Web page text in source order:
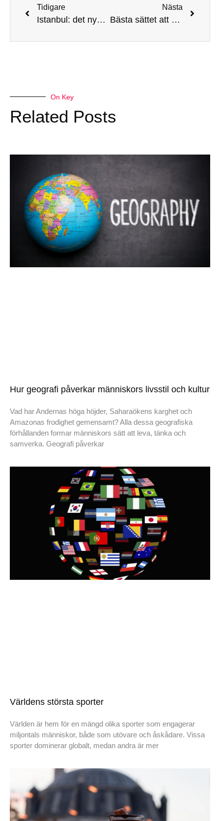
Tidigare
Istanbul: det nya centret för hårtransplantation lockar kändisar
Nästa
Bästa sättet att skicka pengar utomlands
On Key
Related Posts
Hur geografi påverkar människors livsstil och kultur
Vad har Andernas höga höjder, Saharaökens karghet och
Amazonas frodighet gemensamt? Alla dessa geografiska
förhållanden formar människors sätt att leva, tänka och
samverka. Geografi påverkar
Världens största sporter
Världen är hem för en mängd olika sporter som engagerar
miljontals människor, både som utövare och åskådare. Vissa
sporter dominerar globalt, medan andra är mer